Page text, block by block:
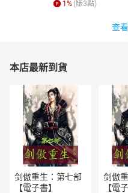
【《菜市場政治學》共同
作者介紹︰
成田悠輔（なりた ゆうすけ）
美國耶魯大學副教授。東京大
學博士。
擔任過一橋大學客座副教授、
聘研究員、獨立行政法人經濟
佳畢業論文的大內兵衛賞、內
技評論 Innovatours under 35
賞等。
1 % (賺3點)
查
本店最新到貨
剑傲重生：第七部
【電子書】
剑傲
【電